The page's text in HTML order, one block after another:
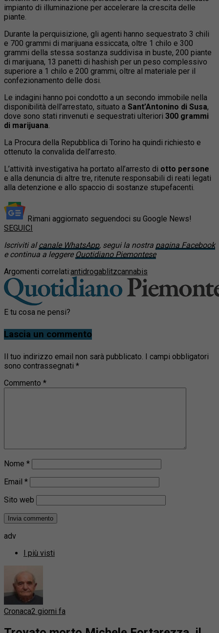
impianto di illuminazione per accelerare la crescita delle
piante.
Durante la perquisizione, gli agenti hanno sequestrato 3 chili
e 700 grammi di marijuana essiccata, oltre 1 chilo e 300
grammi della stessa sostanza suddivisa in buste, 200 piante
di marijuana, 13 panetti di hashish per un peso complessivo
superiore a 1 chilo e 200 grammi, oltre al materiale per il
confezionamento delle dosi.
Le indagini hanno poi condotto a un secondo immobile nella
disponibilità dell’arrestato, situato a Sant’Antonino di Susa,
dove sono stati rinvenuti e sequestrati ulteriori 300 grammi
di marijuana.
La Procura della Repubblica di Torino ha quindi richiesto e
ottenuto la convalida dell’arresto.
L’attività investigativa ha portato all’arresto di otto persone
e alla denuncia di altre tre, ritenute responsabili di reati legati
alla detenzione e allo spaccio di sostanze stupefacenti.
Rimani aggiornato seguendoci su Google News!
SEGUICI
Iscriviti alcanale WhatsApp, segui la nostra pagina Facebook
e continua a leggere Quotidiano Piemontese
Argomenti correlati:antidrogablitzcannabis
E tu cosa ne pensi?
Lascia un commento
Il tuo indirizzo email non sarà pubblicato.
I campi obbligatori
sono contrassegnati *
Commento *
Nome *
Email *
Sito web
adv
I più visti
Cronaca2 giorni fa